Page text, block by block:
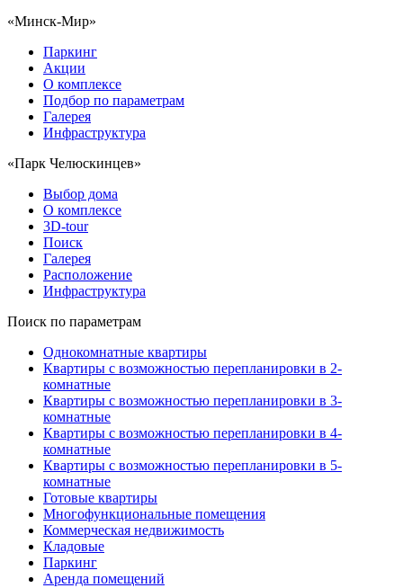
«Минск-Мир»
Паркинг
Акции
О комплексе
Подбор по параметрам
Галерея
Инфраструктура
«Парк Челюскинцев»
Выбор дома
О комплексе
3D-tour
Поиск
Галерея
Расположение
Инфраструктура
Поиск по параметрам
Однокомнатные квартиры
Квартиры с возможностью перепланировки в 2-
комнатные
Квартиры с возможностью перепланировки в 3-
комнатные
Квартиры с возможностью перепланировки в 4-
комнатные
Квартиры с возможностью перепланировки в 5-
комнатные
Готовые квартиры
Многофункциональные помещения
Коммерческая недвижимость
Кладовые
Паркинг
Аренда помещений